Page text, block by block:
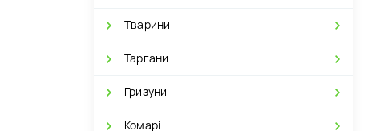
Тварини
Таргани
Гризуни
Комарі